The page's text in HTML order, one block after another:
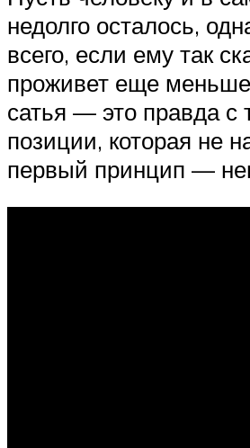
недолго осталось,
всего, если ему так
проживет еще
сатья — это правда с
позиции, которая не
первый принцип —